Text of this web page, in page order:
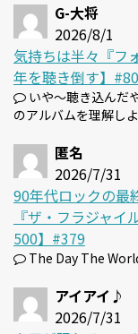
G-大将
2026/8/1
気持ちは半々『フ
年を聴き倒す】#80
いや～聴き込んだ
のアルバムを理解し
匿名
2026/7/31
90年代ロックの最
『ザ・フラジャ
500】#379
The Day The
アイアイ♪
2026/7/31